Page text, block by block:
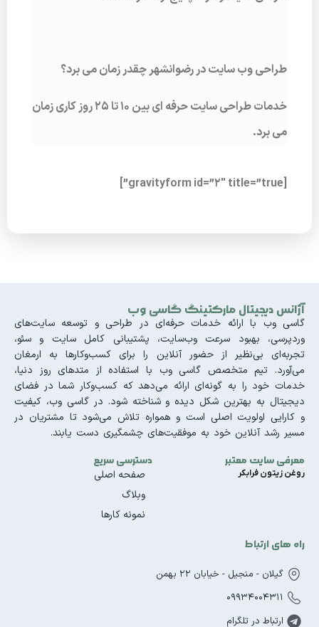
طراحی وب سایت در رضوانشهر چقدر زمان می برد؟
خدمات طراحی سایت حرفه ای بین 10 تا 25 روز کاری زمان
می برد.
[gravityform id=”2″ title=”true”]
آژانس دیجیتال مارکتینگ گاسی وب
گاسی وب با ارائه خدمات حرفه‌ای در طراحی و توسعه سایت‌های
وردپرسی، بهبود سرعت وب‌سایت، پشتیبانی کامل سایت و سئو،
تجربه‌ای بی‌نظیر از حضور آنلاین را برای کسب‌وکارها به ارمغان
می‌آورد. تیم متخصص گاسی وب با استفاده از متدهای روز دنیا،
خدمات خود را به گونه‌ای ارائه می‌دهد که کسب‌وکار شما در فضای
دیجیتال به بهترین شکل دیده و شناخته شود. در گاسی وب، کیفیت
و کارایی اولویت اصلی است و همواره تلاش می‌شود تا مشتریان در
مسیر رشد آنلاین خود به موفقیت‌های چشمگیری دست یابند.
معرفی سایت معتبر
روغن زیتون فرابکر
دسترسی سریع
صفحه اصلی
وبلاگ
نمونه کارها
راه های ارتباط
گیلان - منجیل - خیابان 22 بهمن
09934004311
ارتباط در تلگرام